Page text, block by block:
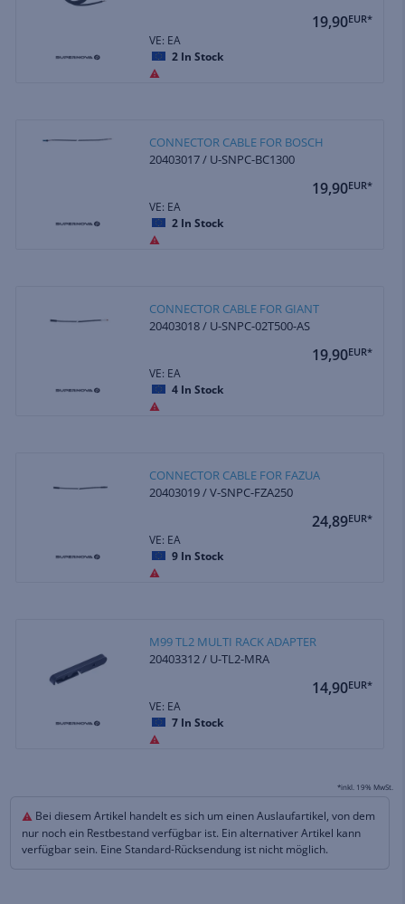
19,90EUR*
VE: EA
2 In Stock
CONNECTOR CABLE FOR BOSCH
20403017 / U-SNPC-BC1300
19,90EUR*
VE: EA
2 In Stock
CONNECTOR CABLE FOR GIANT
20403018 / U-SNPC-02T500-AS
19,90EUR*
VE: EA
4 In Stock
CONNECTOR CABLE FOR FAZUA
20403019 / V-SNPC-FZA250
24,89EUR*
VE: EA
9 In Stock
M99 TL2 MULTI RACK ADAPTER
20403312 / U-TL2-MRA
14,90EUR*
VE: EA
7 In Stock
*inkl. 19% MwSt.
Bei diesem Artikel handelt es sich um einen Auslaufartikel, von dem
nur noch ein Restbestand verfügbar ist. Ein alternativer Artikel kann
verfügbar sein. Eine Standard-Rücksendung ist nicht möglich.